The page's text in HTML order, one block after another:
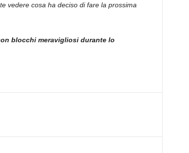
vedere cosa ha deciso di fare la prossima
blocchi meravigliosi durante lo